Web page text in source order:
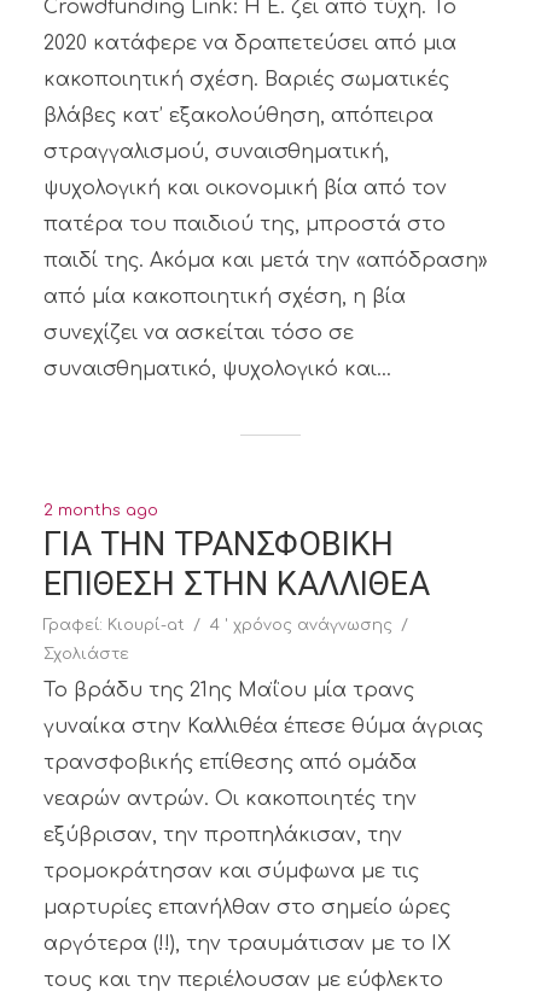
Crowdfunding Link: Η Ε. ζει από τύχη. Το
2020 κατάφερε να δραπετεύσει από μια
κακοποιητική σχέση. Βαριές σωματικές
βλάβες κατ’ εξακολούθηση, απόπειρα
στραγγαλισμού, συναισθηματική,
ψυχολογική και οικονομική βία από τον
πατέρα του παιδιού της, μπροστά στο
παιδί της. Ακόμα και μετά την «απόδραση»
από μία κακοποιητική σχέση, η βία
συνεχίζει να ασκείται τόσο σε
συναισθηματικό, ψυχολογικό και...
2 months ago
ΓΙΑ ΤΗΝ ΤΡΑΝΣΦΟΒΙΚΗ
ΕΠΙΘΕΣΗ ΣΤΗΝ ΚΑΛΛΙΘΕΑ
Γραφεί: Κιουρί-at
4 ' χρόνος ανάγνωσης
Σχολιάστε
Το βράδυ της 21ης Μαΐου μία τρανς
γυναίκα στην Καλλιθέα έπεσε θύμα άγριας
τρανσφοβικής επίθεσης από ομάδα
νεαρών αντρών. Οι κακοποιητές την
εξύβρισαν, την προπηλάκισαν, την
τρομοκράτησαν και σύμφωνα με τις
μαρτυρίες επανήλθαν στο σημείο ώρες
αργότερα (!!), την τραυμάτισαν με το ΙΧ
τους και την περιέλουσαν με εύφλεκτο